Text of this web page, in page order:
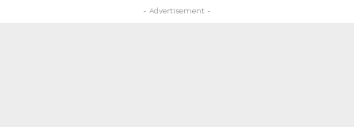
- Advertisement -